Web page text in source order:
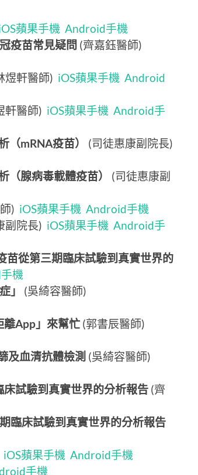
蘋果手機 Android手機
疫苗常見疑問 (齊嘉鈺醫師)
煜軒醫師) iOS蘋果手機 Android
軒醫師) iOS蘋果手機 Android手
（mRNA疫苗）
(司徒惠康副院長)
（腺病毒載體疫苗）
(司徒惠康副
) iOS蘋果手機 Android手機
副院長) iOS蘋果手機 Android手
苗從第三期臨床試驗到真實世界的
機
」
(吳綺容醫師)
離App」來幫忙 (郭書辰醫師)
及血清抗體檢測 (吳綺容醫師)
試驗到真實世界的分析報告 (齊
臨床試驗到真實世界的分析報告
iOS蘋果手機 Android手機
手機